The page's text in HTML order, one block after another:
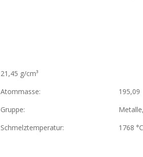
21,45 g/cm³
Atommasse: 195,09
Gruppe: Metalle, weiches
Schmelztemperatur: 1768 °C